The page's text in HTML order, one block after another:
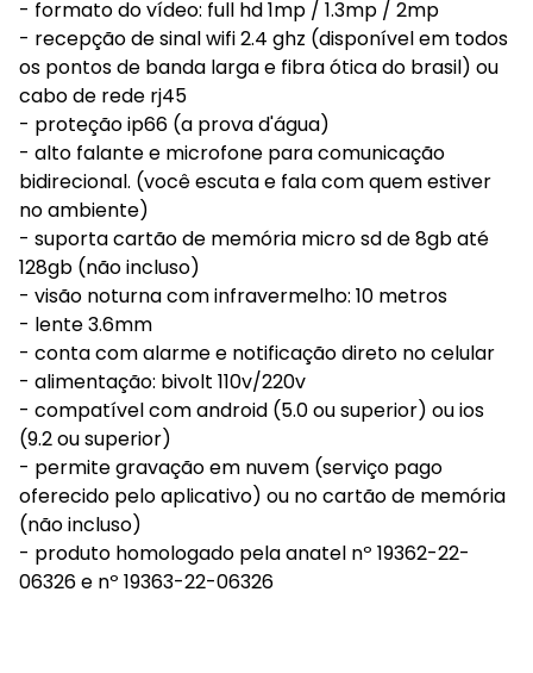
- formato do vídeo: full hd 1mp / 1.3mp / 2mp
- recepção de sinal wifi 2.4 ghz (disponível em todos
os pontos de banda larga e fibra ótica do brasil) ou
cabo de rede rj45
- proteção ip66 (a prova d'água)
- alto falante e microfone para comunicação
bidirecional. (você escuta e fala com quem estiver
no ambiente)
- suporta cartão de memória micro sd de 8gb até
128gb (não incluso)
- visão noturna com infravermelho: 10 metros
- lente 3.6mm
- conta com alarme e notificação direto no celular
- alimentação: bivolt 110v/220v
- compatível com android (5.0 ou superior) ou ios
(9.2 ou superior)
- permite gravação em nuvem (serviço pago
oferecido pelo aplicativo) ou no cartão de memória
(não incluso)
- produto homologado pela anatel nº 19362-22-
06326 e nº 19363-22-06326